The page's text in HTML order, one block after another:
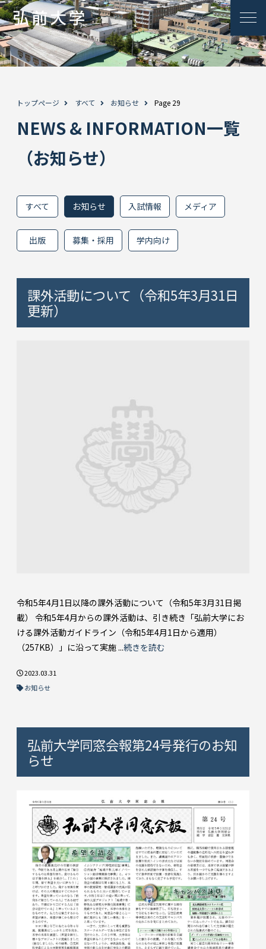
トップページ すべて お知らせ Page 29
NEWS & INFORMATION一覧
（お知らせ）
すべて お知らせ 入試情報 メディア
出版 募集・採用 学内向け
課外活動について（令和5年3月31日
更新）
令和5年4月1日以降の課外活動について（令和5年3月31日掲
載） 令和5年4月からの課外活動は、引き続き「弘前大学にお
ける課外活動ガイドライン（令和5年4月1日から適用）
（257KB）」に沿って実施 ...続きを読む
2023.03.31
お知らせ
弘前大学同窓会報第24号発行のお知
らせ